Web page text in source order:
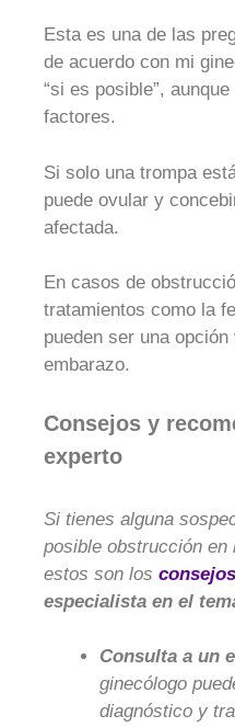
Esta es una de las
de acuerdo con mi
“si es posible”,
factores.
Si solo una trompa
puede ovular y
afectada.
En casos de
tratamientos como la
pueden ser una
embarazo.
Consejos y
experto
Si tienes alguna
posible obstrucción en
estos son los consejos
especialista en el
Consulta a un
ginecólogo
diagnóstico y